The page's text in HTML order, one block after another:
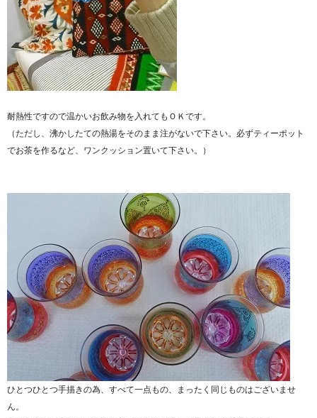
耐熱性ですので温かいお飲み物を入れてもＯＫです。
（ただし、沸かしたての熱湯をそのまま注がないで下さい。必ずティーポット
でお茶を作るなど、ワンクッション置いて下さい。）
ひとつひとつ手描きの為、すべて一点もの、まったく同じものはございませ
ん。